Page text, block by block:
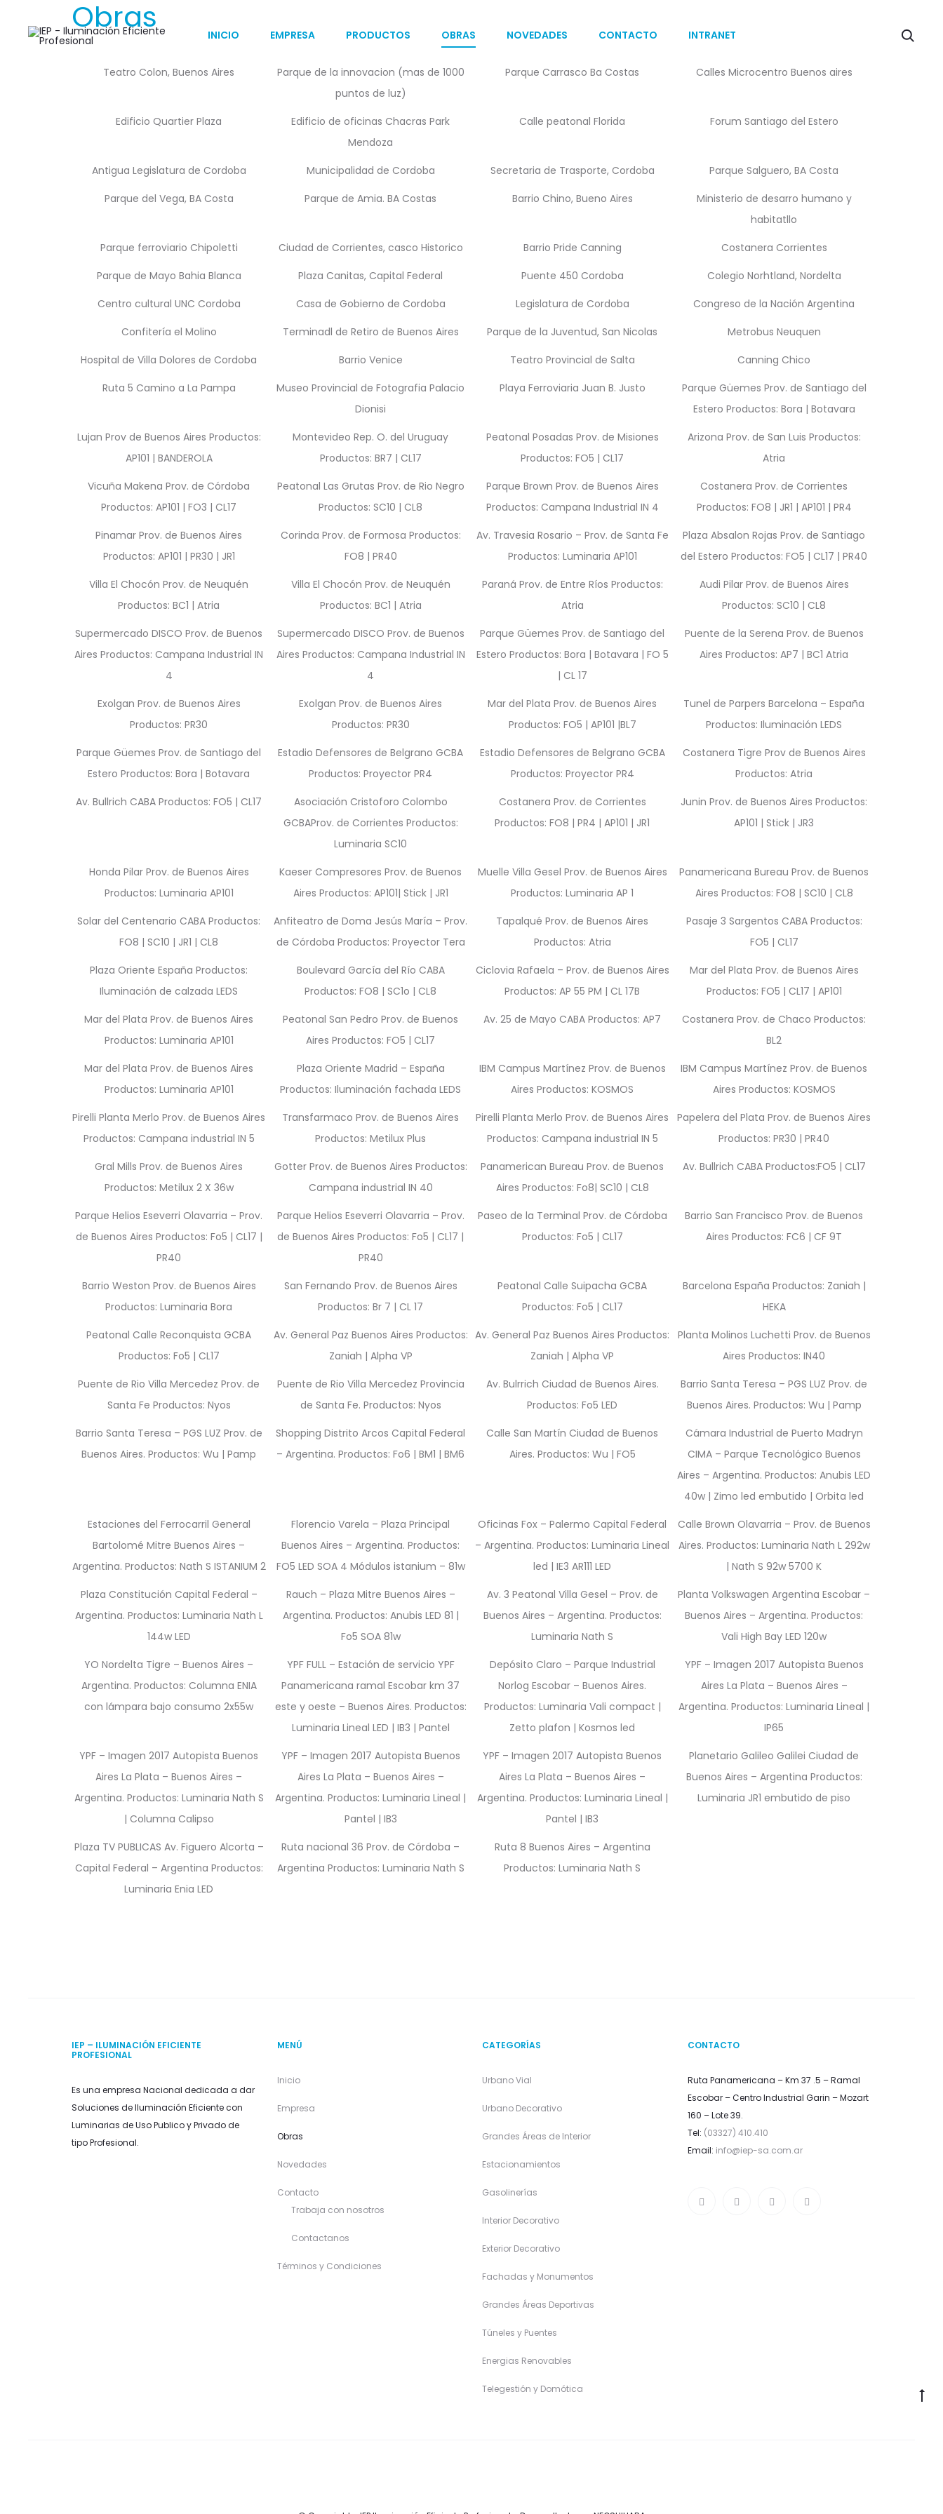
INICIO EMPRESA PRODUCTOS OBRAS NOVEDADES CONTACTO INTRANET
Obras
Teatro Colon, Buenos Aires
Parque de la innovacion (mas de 1000
puntos de luz)
Parque Carrasco Ba Costas Calles Microcentro Buenos aires
Edificio Quartier Plaza
Edificio de oficinas Chacras Park
Mendoza
Calle peatonal Florida Forum Santiago del Estero
Antigua Legislatura de Cordoba Municipalidad de Cordoba Secretaria de Trasporte, Cordoba
Parque Salguero, BA Costa
Parque del Vega, BA Costa
Parque de Amia. BA Costas Barrio Chino, Bueno Aires
Ministerio de desarro humano y
habitatllo
Parque ferroviario Chipoletti
Ciudad de Corrientes, casco Historico Barrio Pride Canning
Costanera Corrientes
Parque de Mayo Bahia Blanca
Plaza Canitas, Capital Federal Puente 450 Cordoba
Colegio Norhtland, Nordelta
Centro cultural UNC Cordoba
Casa de Gobierno de Cordoba Legislatura de Cordoba
Congreso de la Nación Argentina
Confitería el Molino
Terminadl de Retiro de Buenos Aires Parque de la Juventud, San Nicolas
Metrobus Neuquen
Hospital de Villa Dolores de Cordoba
Barrio Venice Teatro Provincial de Salta
Canning Chico
Ruta 5 Camino a La Pampa
Museo Provincial de Fotografia Palacio
Dionisi
Playa Ferroviaria Juan B. Justo
Parque Güemes Prov. de Santiago del
Estero Productos: Bora | Botavara
Lujan Prov de Buenos Aires Productos:
AP101 | BANDEROLA
Montevideo Rep. O. del Uruguay
Productos: BR7 | CL17
Peatonal Posadas Prov. de Misiones
Productos: FO5 | CL17
Arizona Prov. de San Luis Productos:
Atria
Vicuña Makena Prov. de Córdoba
Productos: AP101 | FO3 | CL17
Peatonal Las Grutas Prov. de Rio Negro
Productos: SC10 | CL8
Parque Brown Prov. de Buenos Aires
Productos: Campana Industrial IN 4
Costanera Prov. de Corrientes
Productos: FO8 | JR1 | AP101 | PR4
Pinamar Prov. de Buenos Aires
Productos: AP101 | PR30 | JR1
Corinda Prov. de Formosa Productos:
FO8 | PR40
Av. Travesia Rosario – Prov. de Santa Fe
Productos: Luminaria AP101
Plaza Absalon Rojas Prov. de Santiago
del Estero Productos: FO5 | CL17 | PR40
Villa El Chocón Prov. de Neuquén
Productos: BC1 | Atria
Villa El Chocón Prov. de Neuquén
Productos: BC1 | Atria
Paraná Prov. de Entre Ríos Productos:
Atria
Audi Pilar Prov. de Buenos Aires
Productos: SC10 | CL8
Supermercado DISCO Prov. de Buenos
Aires Productos: Campana Industrial IN
4
Supermercado DISCO Prov. de Buenos
Aires Productos: Campana Industrial IN
4
Parque Güemes Prov. de Santiago del
Estero Productos: Bora | Botavara | FO 5
| CL 17
Puente de la Serena Prov. de Buenos
Aires Productos: AP7 | BC1 Atria
Exolgan Prov. de Buenos Aires
Productos: PR30
Exolgan Prov. de Buenos Aires
Productos: PR30
Mar del Plata Prov. de Buenos Aires
Productos: FO5 | AP101 |BL7
Tunel de Parpers Barcelona – España
Productos: Iluminación LEDS
Parque Güemes Prov. de Santiago del
Estero Productos: Bora | Botavara
Estadio Defensores de Belgrano GCBA
Productos: Proyector PR4
Estadio Defensores de Belgrano GCBA
Productos: Proyector PR4
Costanera Tigre Prov de Buenos Aires
Productos: Atria
Av. Bullrich CABA Productos: FO5 | CL17
Asociación Cristoforo Colombo
GCBAProv. de Corrientes Productos:
Luminaria SC10
Costanera Prov. de Corrientes
Productos: FO8 | PR4 | AP101 | JR1
Junin Prov. de Buenos Aires Productos:
AP101 | Stick | JR3
Honda Pilar Prov. de Buenos Aires
Productos: Luminaria AP101
Kaeser Compresores Prov. de Buenos
Aires Productos: AP101| Stick | JR1
Muelle Villa Gesel Prov. de Buenos Aires
Productos: Luminaria AP 1
Panamericana Bureau Prov. de Buenos
Aires Productos: FO8 | SC10 | CL8
Solar del Centenario CABA Productos:
FO8 | SC10 | JR1 | CL8
Anfiteatro de Doma Jesús María – Prov.
de Córdoba Productos: Proyector Tera
Tapalqué Prov. de Buenos Aires
Productos: Atria
Pasaje 3 Sargentos CABA Productos:
FO5 | CL17
Plaza Oriente España Productos:
Iluminación de calzada LEDS
Boulevard García del Río CABA
Productos: FO8 | SC1o | CL8
Ciclovia Rafaela – Prov. de Buenos Aires
Productos: AP 55 PM | CL 17B
Mar del Plata Prov. de Buenos Aires
Productos: FO5 | CL17 | AP101
Mar del Plata Prov. de Buenos Aires
Productos: Luminaria AP101
Peatonal San Pedro Prov. de Buenos
Aires Productos: FO5 | CL17
Av. 25 de Mayo CABA Productos: AP7
Costanera Prov. de Chaco Productos:
BL2
Mar del Plata Prov. de Buenos Aires
Productos: Luminaria AP101
Plaza Oriente Madrid – España
Productos: Iluminación fachada LEDS
IBM Campus Martínez Prov. de Buenos
Aires Productos: KOSMOS
IBM Campus Martínez Prov. de Buenos
Aires Productos: KOSMOS
Pirelli Planta Merlo Prov. de Buenos Aires
Productos: Campana industrial IN 5
Transfarmaco Prov. de Buenos Aires
Productos: Metilux Plus
Pirelli Planta Merlo Prov. de Buenos Aires
Productos: Campana industrial IN 5
Papelera del Plata Prov. de Buenos Aires
Productos: PR30 | PR40
Gral Mills Prov. de Buenos Aires
Productos: Metilux 2 X 36w
Gotter Prov. de Buenos Aires Productos:
Campana industrial IN 40
Panamerican Bureau Prov. de Buenos
Aires Productos: Fo8| SC10 | CL8
Av. Bullrich CABA Productos:FO5 | CL17
Parque Helios Eseverri Olavarria – Prov.
de Buenos Aires Productos: Fo5 | CL17 |
PR40
Parque Helios Eseverri Olavarria – Prov.
de Buenos Aires Productos: Fo5 | CL17 |
PR40
Paseo de la Terminal Prov. de Córdoba
Productos: Fo5 | CL17
Barrio San Francisco Prov. de Buenos
Aires Productos: FC6 | CF 9T
Barrio Weston Prov. de Buenos Aires
Productos: Luminaria Bora
San Fernando Prov. de Buenos Aires
Productos: Br 7 | CL 17
Peatonal Calle Suipacha GCBA
Productos: Fo5 | CL17
Barcelona España Productos: Zaniah |
HEKA
Peatonal Calle Reconquista GCBA
Productos: Fo5 | CL17
Av. General Paz Buenos Aires Productos:
Zaniah | Alpha VP
Av. General Paz Buenos Aires Productos:
Zaniah | Alpha VP
Planta Molinos Luchetti Prov. de Buenos
Aires Productos: IN40
Puente de Rio Villa Mercedez Prov. de
Santa Fe Productos: Nyos
Puente de Rio Villa Mercedez Provincia
de Santa Fe. Productos: Nyos
Av. Bulrrich Ciudad de Buenos Aires.
Productos: Fo5 LED
Barrio Santa Teresa – PGS LUZ Prov. de
Buenos Aires. Productos: Wu | Pamp
Barrio Santa Teresa – PGS LUZ Prov. de
Buenos Aires. Productos: Wu | Pamp
Shopping Distrito Arcos Capital Federal
– Argentina. Productos: Fo6 | BM1 | BM6
Calle San Martín Ciudad de Buenos
Aires. Productos: Wu | FO5
Cámara Industrial de Puerto Madryn
CIMA – Parque Tecnológico Buenos
Aires – Argentina. Productos: Anubis LED
40w | Zimo led embutido | Orbita led
Estaciones del Ferrocarril General
Bartolomé Mitre Buenos Aires –
Argentina. Productos: Nath S ISTANIUM 2
Florencio Varela – Plaza Principal
Buenos Aires – Argentina. Productos:
FO5 LED SOA 4 Módulos istanium – 81w
Oficinas Fox – Palermo Capital Federal
– Argentina. Productos: Luminaria Lineal
led | IE3 AR111 LED
Calle Brown Olavarria – Prov. de Buenos
Aires. Productos: Luminaria Nath L 292w
| Nath S 92w 5700 K
Plaza Constitución Capital Federal –
Argentina. Productos: Luminaria Nath L
144w LED
Rauch – Plaza Mitre Buenos Aires –
Argentina. Productos: Anubis LED 81 |
Fo5 SOA 81w
Av. 3 Peatonal Villa Gesel – Prov. de
Buenos Aires – Argentina. Productos:
Luminaria Nath S
Planta Volkswagen Argentina Escobar –
Buenos Aires – Argentina. Productos:
Vali High Bay LED 120w
YO Nordelta Tigre – Buenos Aires –
Argentina. Productos: Columna ENIA
con lámpara bajo consumo 2x55w
YPF FULL – Estación de servicio YPF
Panamericana ramal Escobar km 37
este y oeste – Buenos Aires. Productos:
Luminaria Lineal LED | IB3 | Pantel
Depósito Claro – Parque Industrial
Norlog Escobar – Buenos Aires.
Productos: Luminaria Vali compact |
Zetto plafon | Kosmos led
YPF – Imagen 2017 Autopista Buenos
Aires La Plata – Buenos Aires –
Argentina. Productos: Luminaria Lineal |
IP65
YPF – Imagen 2017 Autopista Buenos
Aires La Plata – Buenos Aires –
Argentina. Productos: Luminaria Nath S
| Columna Calipso
YPF – Imagen 2017 Autopista Buenos
Aires La Plata – Buenos Aires –
Argentina. Productos: Luminaria Lineal |
Pantel | IB3
YPF – Imagen 2017 Autopista Buenos
Aires La Plata – Buenos Aires –
Argentina. Productos: Luminaria Lineal |
Pantel | IB3
Planetario Galileo Galilei Ciudad de
Buenos Aires – Argentina Productos:
Luminaria JR1 embutido de piso
Plaza TV PUBLICAS Av. Figuero Alcorta –
Capital Federal – Argentina Productos:
Luminaria Enia LED
Ruta nacional 36 Prov. de Córdoba –
Argentina Productos: Luminaria Nath S
Ruta 8 Buenos Aires – Argentina
Productos: Luminaria Nath S
IEP – ILUMINACIÓN EFICIENTE
PROFESIONAL
Es una empresa Nacional dedicada a dar
Soluciones de Iluminación Eficiente con
Luminarias de Uso Publico y Privado de
tipo Profesional.
MENÚ
Inicio
Empresa
Obras
Novedades
Contacto
Trabaja con nosotros
Contactanos
Términos y Condiciones
CATEGORÍAS
Urbano Vial
Urbano Decorativo
Grandes Áreas de Interior
Estacionamientos
Gasolinerías
Interior Decorativo
Exterior Decorativo
Fachadas y Monumentos
Grandes Áreas Deportivas
Túneles y Puentes
Energias Renovables
Telegestión y Domótica
CONTACTO
Ruta Panamericana – Km 37 .5 – Ramal
Escobar – Centro Industrial Garin – Mozart
160 – Lote 39.
Tel: (03327) 410.410
Email: info@iep-sa.com.ar